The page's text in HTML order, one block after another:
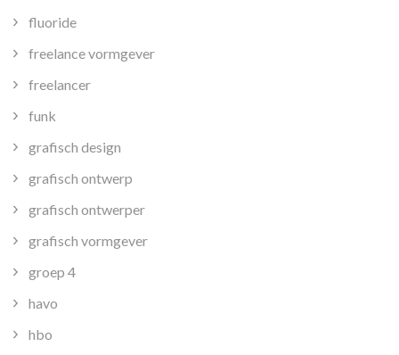
fluoride
freelance vormgever
freelancer
funk
grafisch design
grafisch ontwerp
grafisch ontwerper
grafisch vormgever
groep 4
havo
hbo